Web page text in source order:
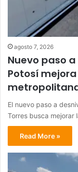
agosto 7, 2026
Nuevo paso
Potosí
El nuevo paso a
Torres busca mejorar
Read More »